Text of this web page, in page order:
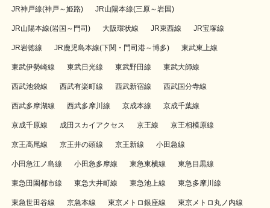
JR神戸線(神戸～姫路) JR山陽本線(三原～岩国)
JR山陽本線(岩国～門司) 大阪環状線 JR東西線 JR宝塚線
JR岩徳線 JR鹿児島本線(下関・門司港～博多) 東武東上線
東武伊勢崎線 東武日光線 東武野田線 東武大師線
西武池袋線 西武有楽町線 西武新宿線 西武国分寺線
西武多摩湖線 西武多摩川線 京成本線 京成千葉線
京成千原線 成田スカイアクセス 京王線 京王相模原線
京王高尾線 京王井の頭線 京王新線 小田急線
小田急江ノ島線 小田急多摩線 東急東横線 東急目黒線
東急田園都市線 東急大井町線 東急池上線 東急多摩川線
東急世田谷線 京急本線 東京メトロ銀座線 東京メトロ丸ノ内線